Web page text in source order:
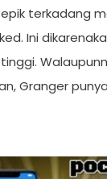
terkadang
Ini
Granger